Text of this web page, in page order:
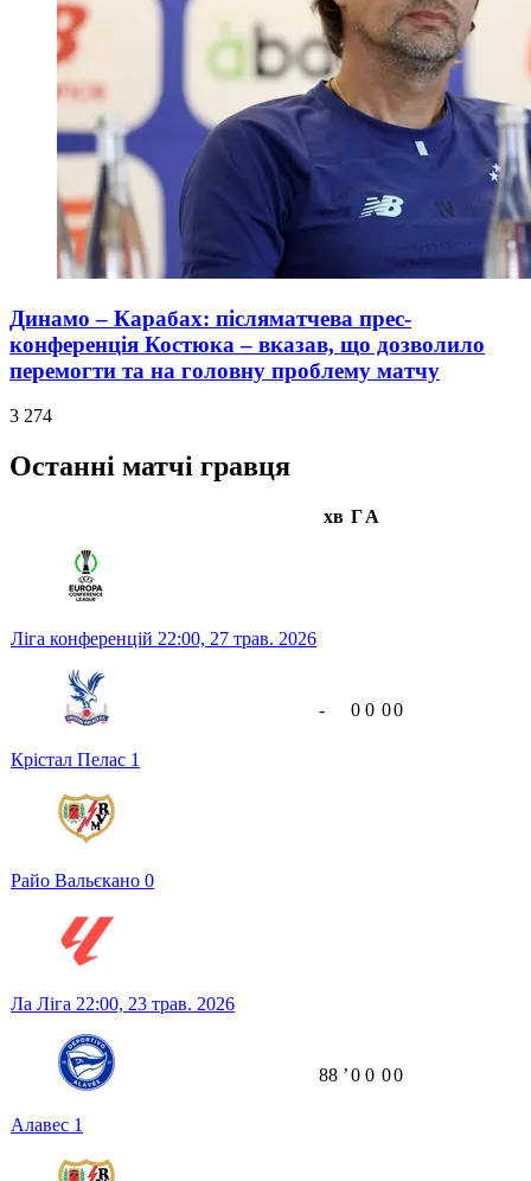
Динамо – Карабах: післяматчева прес-
конференція Костюка – вказав, що дозволило
перемогти та на головну проблему матчу
3 274
Останні матчі гравця
хв ГА
Ліга конференцій 22:00, 27 трав. 2026
Крістал Пелас 1
Райо Вальєкано 0
- 0 0 00
Ла Ліга 22:00, 23 трав. 2026
Алавес 1
88 ʼ0 0 00